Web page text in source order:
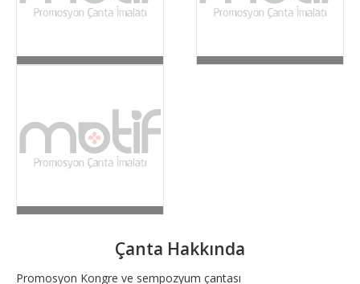
Çanta Hakkında
Promosyon Kongre ve sempozyum çantası